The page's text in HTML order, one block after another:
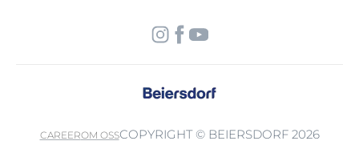
CAREEROM OSSCOPYRIGHT © BEIERSDORF 2026